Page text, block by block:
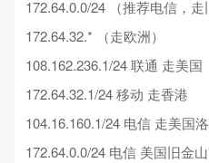
172.64.0.0/24 （推荐电信，走
172.64.32.* （走欧洲）
108.162.236.1/24 联通 走美国
172.64.32.1/24 移动 走香港
104.16.160.1/24 电信 走美国
172.64.0.0/24 电信 美国旧金山